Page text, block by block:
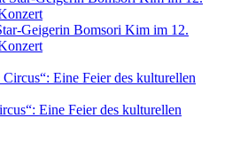
Geigerin Bomsori Kim im 12.
Eine Feier des kulturellen